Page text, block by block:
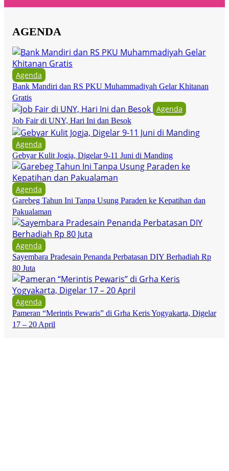
AGENDA
Agenda
Bank Mandiri dan RS PKU Muhammadiyah Gelar Khitanan
Gratis
Agenda
Job Fair di UNY, Hari Ini dan Besok
Agenda
Gebyar Kulit Jogja, Digelar 9-11 Juni di Manding
Agenda
Garebeg Tahun Ini Tanpa Usung Paraden ke Kepatihan dan
Pakualaman
Agenda
Sayembara Pradesain Penanda Perbatasan DIY Berhadiah Rp
80 Juta
Agenda
Pameran “Merintis Pewaris” di Grha Keris Yogyakarta, Digelar
17 – 20 April